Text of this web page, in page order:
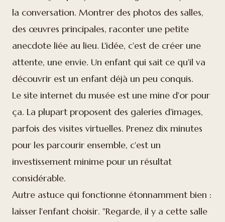
la conversation. Montrer des photos des salles,
des œuvres principales, raconter une petite
anecdote liée au lieu. L'idée, c'est de créer une
attente, une envie. Un enfant qui sait ce qu'il va
découvrir est un enfant déjà un peu conquis.
Le site internet du musée est une mine d'or pour
ça. La plupart proposent des galeries d'images,
parfois des visites virtuelles. Prenez dix minutes
pour les parcourir ensemble, c'est un
investissement minime pour un résultat
considérable.
Autre astuce qui fonctionne étonnamment bien :
laisser l'enfant choisir. "Regarde, il y a cette salle